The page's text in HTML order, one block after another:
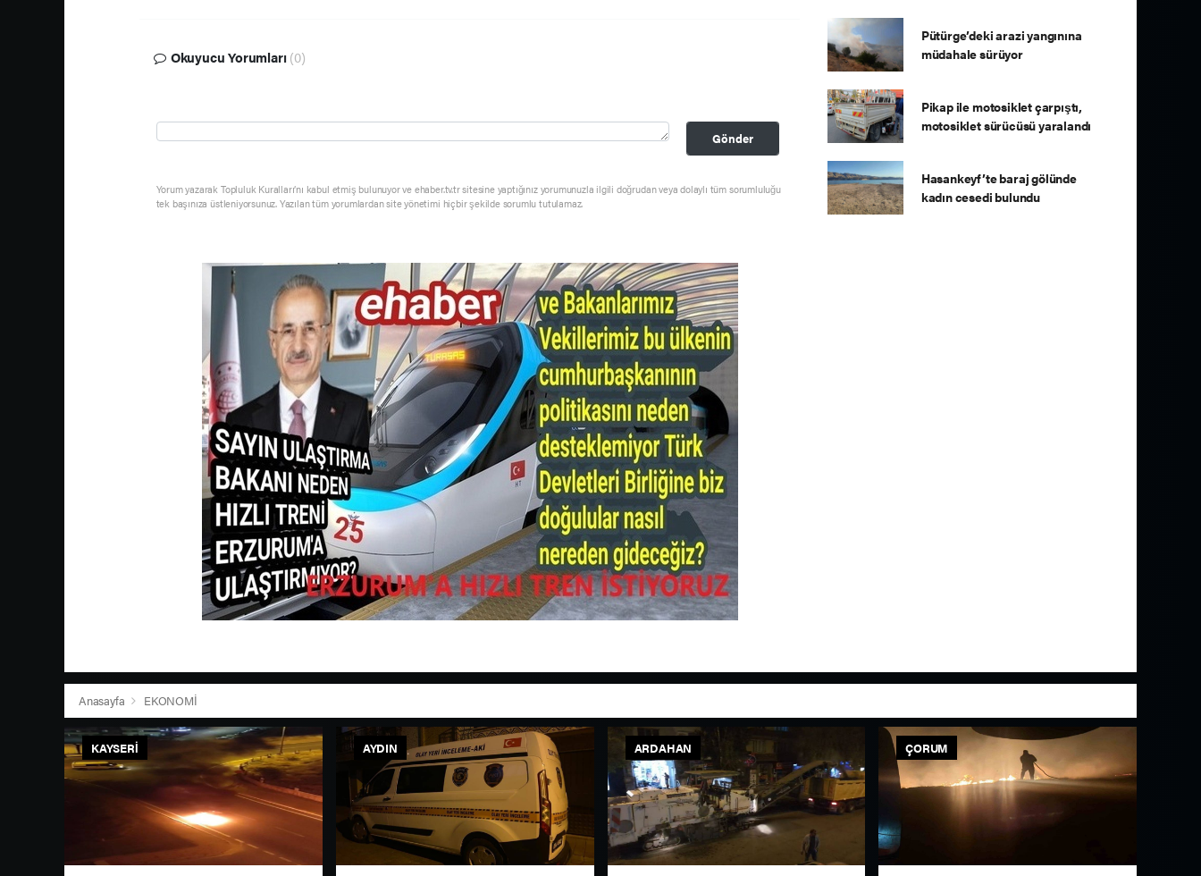
Okuyucu Yorumları (0)
Gönder
Yorum yazarak Topluluk Kuralları’nı kabul etmiş bulunuyor ve ehaber.tv.tr sitesine yaptığınız yorumunuzla ilgili doğrudan veya dolaylı tüm sorumluluğu
tek başınıza üstleniyorsunuz. Yazılan tüm yorumlardan site yönetimi hiçbir şekilde sorumlu tutulamaz.
Pütürge’deki arazi yangınına
müdahale sürüyor
Pikap ile motosiklet çarpıştı,
motosiklet sürücüsü yaralandı
Hasankeyf’te baraj gölünde
kadın cesedi bulundu
Anasayfa EKONOMİ
KAYSERI AYDIN ARDAHAN ÇORUM